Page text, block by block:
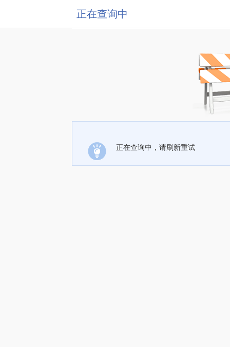
正在查询中
正在查询中，请刷新重试